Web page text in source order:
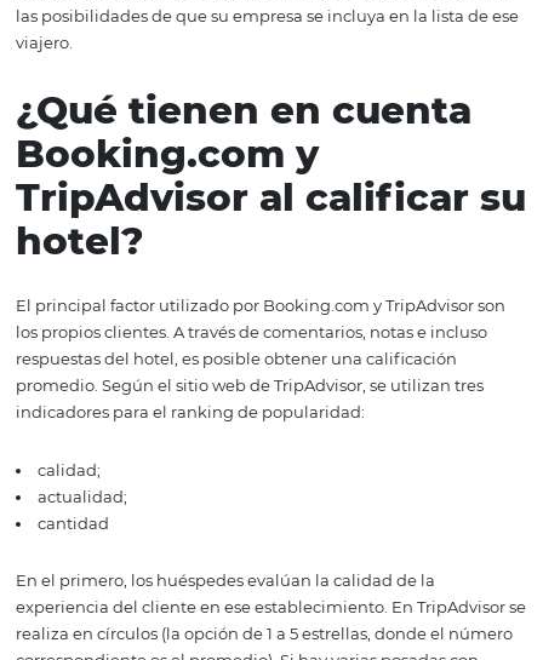
encuesta realizada por Booking.com, el 65% de los
negocios prefieren reservar su alojamiento ellos mismos
86% de los viajeros investigan en Internet antes de
decisión. La información también muestra que los
hoteles son los que más se benefician de esto, ya que se
convierten en una opción en relación con las grandes
que tienen una marca consolidada en todo el territorio
búsqueda atraerá más visitas y aumentará
las posibilidades de que su empresa se incluya en la
viajero.
Booking.com y
TripAdvisor al
hotel?